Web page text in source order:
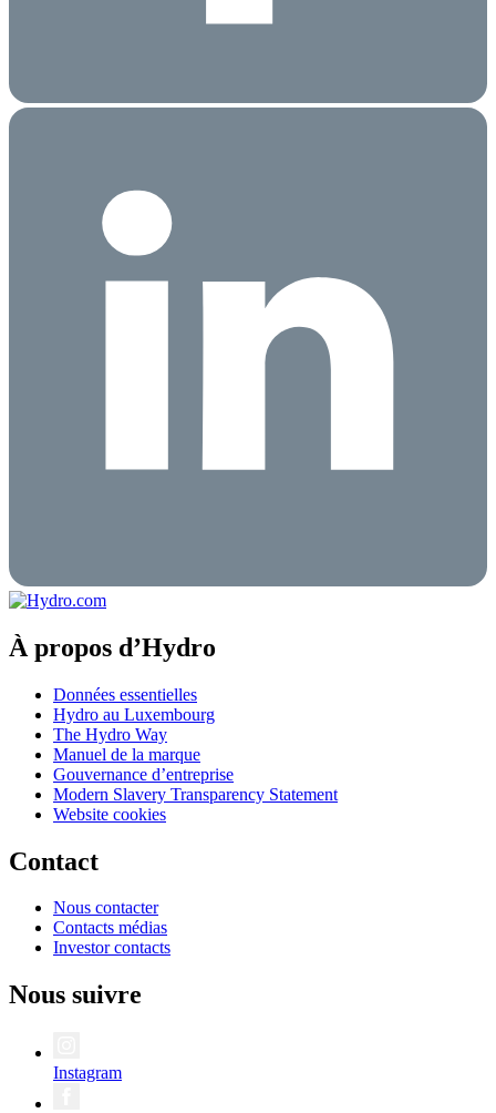
À propos d’Hydro
Données essentielles
Hydro au Luxembourg
The Hydro Way
Manuel de la marque
Gouvernance d’entreprise
Modern Slavery Transparency Statement
Website cookies
Contact
Nous contacter
Contacts médias
Investor contacts
Nous suivre
Instagram